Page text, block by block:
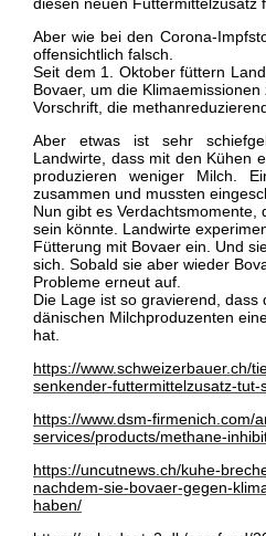
Aber wie bei den Corona-
offensichtlich falsch.
Seit dem 1. Oktober füttern
Bovaer, um die
Vorschrift, die
Aber etwas ist sehr
Landwirte, dass mit den Kühen
produzieren weniger Milch.
zusammen und mussten
Nun gibt es Verdachtsmomente,
sein könnte. Landwirte
Fütterung mit Bovaer ein. Und
sich. Sobald sie aber wieder
Probleme erneut auf.
Die Lage ist so gravierend, dass
dänischen Milchproduzenten
hat.
https://www.schweizerbauer.ch/
senkender-futtermittelzusatz-tut-
https://www.dsm-firmenich.com/
services/products/methane-
https://uncutnews.ch/kuhe-
nachdem-sie-bovaer-gegen-
haben/